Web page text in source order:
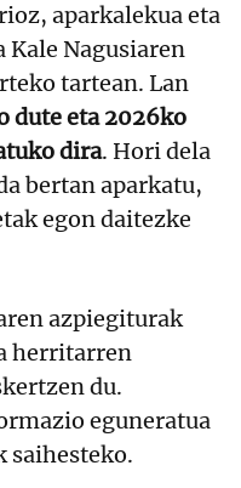
aparkalekua eta
Kale Nagusiaren
tartean. Lan
dute eta 2026ko
dira. Hori dela
bertan aparkatu,
egon daitezke
azpiegiturak
herritarren
du.
eguneratua
saihesteko.